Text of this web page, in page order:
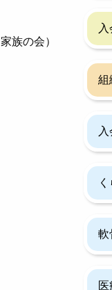
族の会）
組
軟